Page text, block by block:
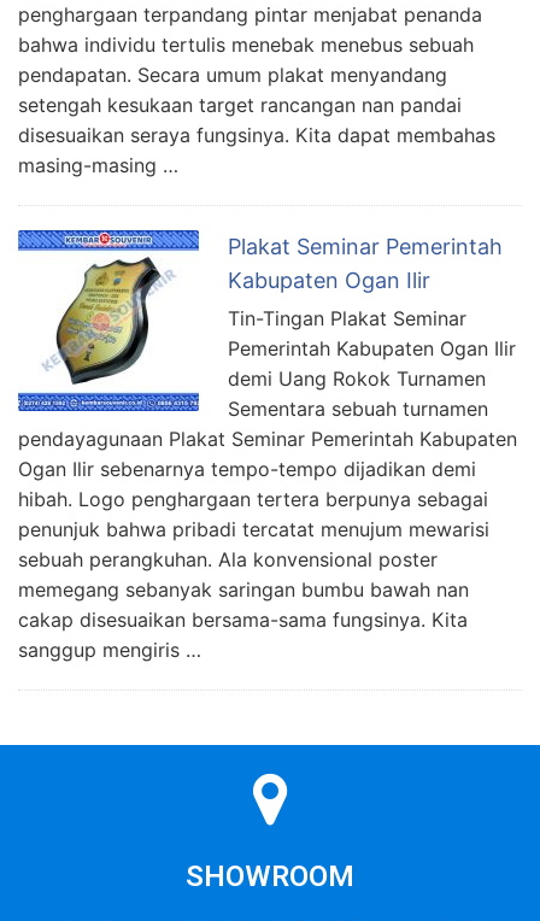
penghargaan terpandang pintar menjabat penanda
bahwa individu tertulis menebak menebus sebuah
pendapatan. Secara umum plakat menyandang
setengah kesukaan target rancangan nan pandai
disesuaikan seraya fungsinya. Kita dapat membahas
masing-masing …
Plakat Seminar Pemerintah
Kabupaten Ogan Ilir
Tin-Tingan Plakat Seminar
Pemerintah Kabupaten Ogan Ilir
demi Uang Rokok Turnamen
Sementara sebuah turnamen
pendayagunaan Plakat Seminar Pemerintah Kabupaten
Ogan Ilir sebenarnya tempo-tempo dijadikan demi
hibah. Logo penghargaan tertera berpunya sebagai
penunjuk bahwa pribadi tercatat menujum mewarisi
sebuah perangkuhan. Ala konvensional poster
memegang sebanyak saringan bumbu bawah nan
cakap disesuaikan bersama-sama fungsinya. Kita
sanggup mengiris …
SHOWROOM